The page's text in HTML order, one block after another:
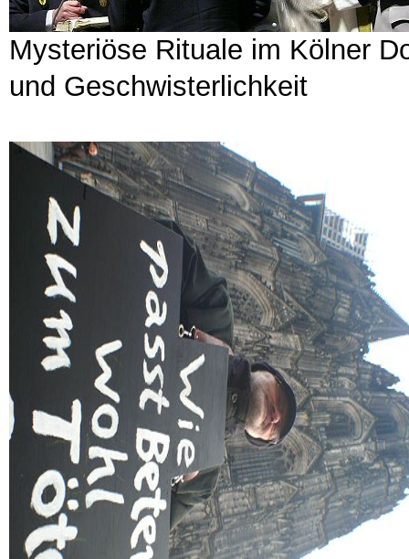
Mysteriöse Rituale im Kölner
und Geschwisterlichkeit